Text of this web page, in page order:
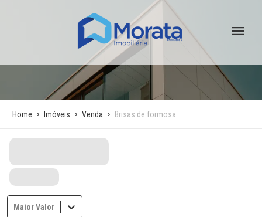
Home Imóveis Venda Brisas de formosa
Maior Valor